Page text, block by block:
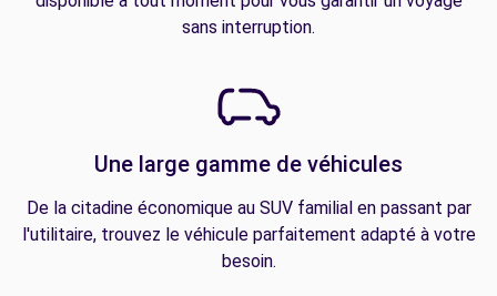
sans interruption.
Une large gamme de véhicules
De la citadine économique au SUV familial en passant par
l'utilitaire, trouvez le véhicule parfaitement adapté à votre
besoin.